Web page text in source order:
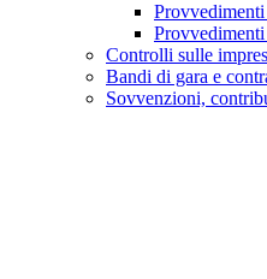
Controlli sulle
Bandi di gara e
Sovvenzioni,